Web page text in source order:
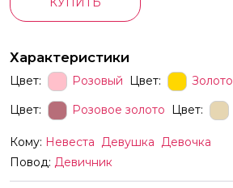
Характеристики
Цвет: Розовый Цвет:
Золото
Цвет:
Розовое золото Цвет:
Кому: Невеста Девушка Девочка
Повод: Девичник